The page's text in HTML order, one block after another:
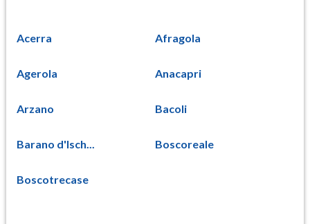
Acerra Afragola
Agerola Anacapri
Arzano Bacoli
Barano d'Isch... Boscoreale
Boscotrecase